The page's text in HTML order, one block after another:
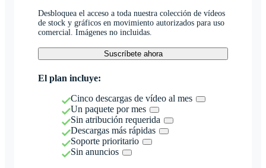
Desbloquea el acceso a toda nuestra colección de vídeos
de stock y gráficos en movimiento autorizados para uso
comercial. Imágenes no incluidas.
Suscríbete ahora
El plan incluye:
Cinco descargas de vídeo al mes
Un paquete por mes
Sin atribución requerida
Descargas más rápidas
Soporte prioritario
Sin anuncios